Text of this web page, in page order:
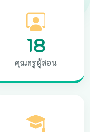
18
คุณครูผู้สอน